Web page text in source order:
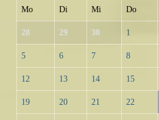
Mo Di Mi Do
28 29 30 1
5 6 7 8
12 13 14 15
19 20 21 22